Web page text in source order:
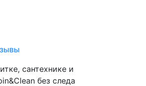
сантехнике и
без следа